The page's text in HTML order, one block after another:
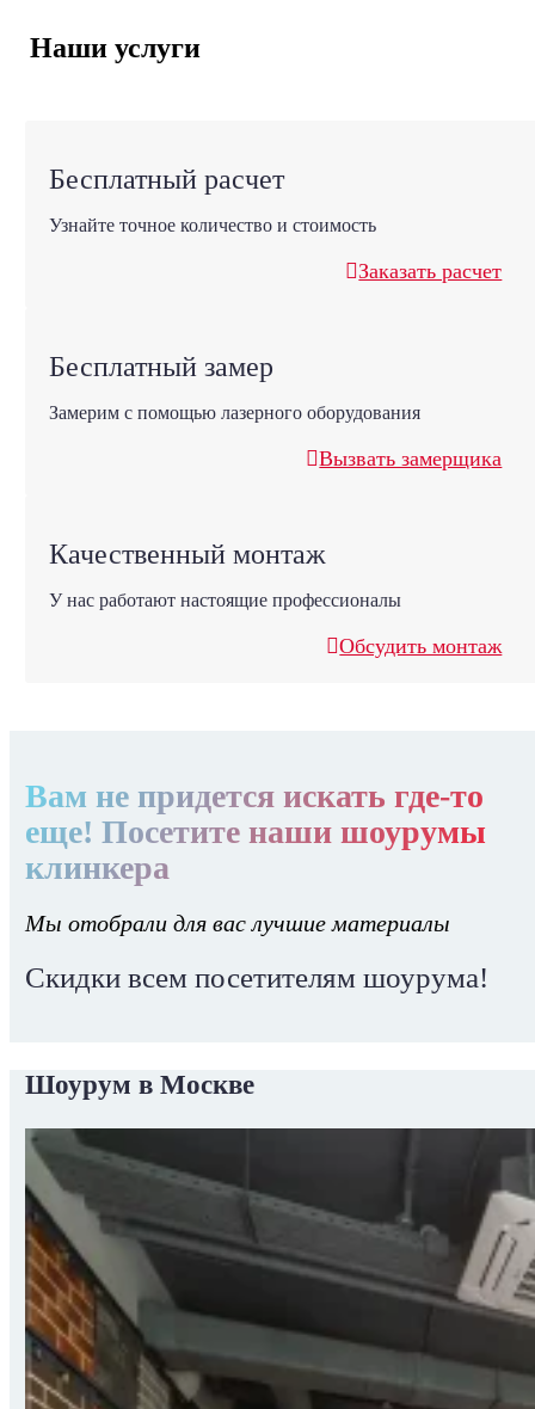
Наши услуги
Бесплатный расчет
Узнайте точное количество и стоимость
Заказать расчет
Бесплатный замер
Замерим с помощью лазерного оборудования
Вызвать замерщика
Качественный монтаж
У нас работают настоящие профессионалы
Обсудить монтаж
Вам не придется искать где-то
еще! Посетите наши шоурумы
клинкера
Мы отобрали для вас лучшие материалы
Скидки всем посетителям шоурума!
Шоурум в Москве